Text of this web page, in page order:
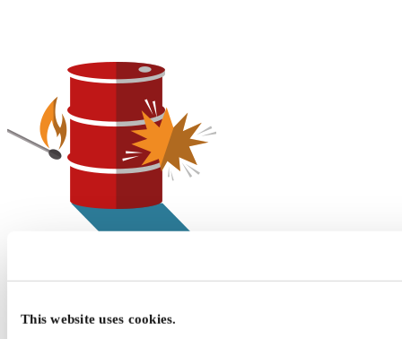
This website uses cookies.
About us
Digital Manufacturing